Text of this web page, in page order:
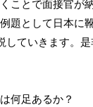
ことで面接官が
題として日本に
していきます。
何足あるか？